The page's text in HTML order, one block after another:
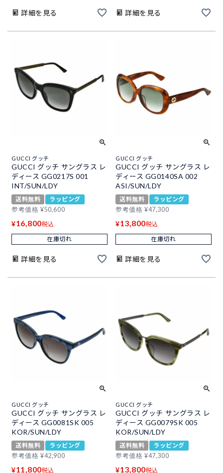
詳細を見る 詳細を見る
GUCCI グッチ
GUCCI グッチ サングラス レ
ディース GG0217S 001
INT/SUN/LDY
送料無料
ラッピング
参考価格 ¥50,600
¥16,800税込
在庫切れ
詳細を見る
GUCCI グッチ
GUCCI グッチ サングラス レ
ディース GG0140SA 002
ASI/SUN/LDY
送料無料
ラッピング
参考価格 ¥47,300
¥13,800税込
在庫切れ
詳細を見る
GUCCI グッチ
GUCCI グッチ サングラス レ
ディース GG0081SK 005
KOR/SUN/LDY
送料無料
ラッピング
参考価格 ¥42,900
¥11,800税込
GUCCI グッチ
GUCCI グッチ サングラス レ
ディース GG0079SK 005
KOR/SUN/LDY
送料無料
ラッピング
参考価格 ¥47,300
¥13,800税込